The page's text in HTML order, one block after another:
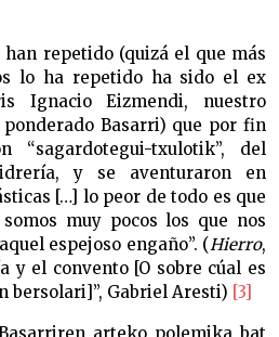
han repetido (quizá el que más
lo ha repetido ha sido el ex
Ignacio Eizmendi, nuestro
Basarri) que por fin
“sagardotegui-txulotik”, del
y se aventuraron en
[…] lo peor de todo es que
muy pocos los que nos
espejoso engaño”. (Hierro,
y el convento [O sobre cúal es
bersolari]”, Gabriel Aresti) [3]